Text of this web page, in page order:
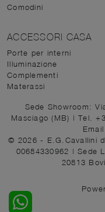
Comodini
ACCESSORI CASA
Porte per interni
Illuminazione
Complementi
Materassi
Sede Showroom:
Masciago (MB) | Tel.
© 2026 - E.G.Cavallini
00684330962 | Sede
20813